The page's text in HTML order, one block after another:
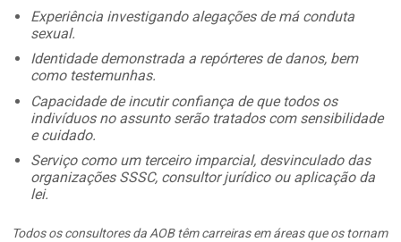
Experiência investigando alegações de má conduta
sexual.
Identidade demonstrada a repórteres de danos, bem
como testemunhas.
Capacidade de incutir confiança de que todos os
indivíduos no assunto serão tratados com sensibilidade
e cuidado.
Serviço como um terceiro imparcial, desvinculado das
organizações SSSC, consultor jurídico ou aplicação da
lei.
Todos os consultores da AOB têm carreiras em áreas que os tornam